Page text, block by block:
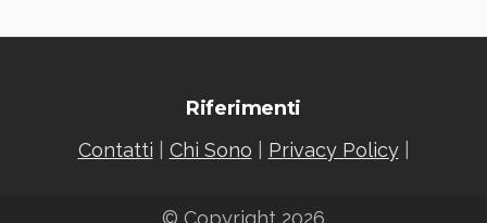
Riferimenti
Contatti Chi Sono Privacy Policy|
© Copyright 2026